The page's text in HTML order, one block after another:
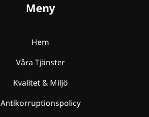
Meny
Hem
Våra Tjänster
Kvalitet & Miljö
Antikorruptionspolicy